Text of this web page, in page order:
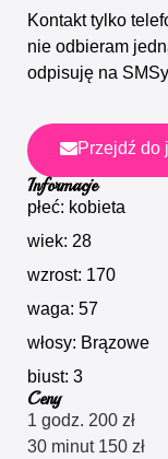
Kontakt tylko
nie odbieram
odpisuję na
Przejdź do
Informacje
płeć: kobieta
wiek: 28
wzrost: 170
waga: 57
włosy: Brązowe
biust: 3
Ceny
1 godz. 200 zł
30 minut 150 zł